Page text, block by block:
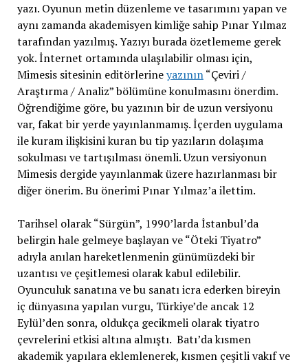
yazı. Oyunun metin düzenleme ve tasarımını yapan ve
aynı zamanda akademisyen kimliğe sahip Pınar Yılmaz
tarafından yazılmış. Yazıyı burada özetlememe gerek
yok. İnternet ortamında ulaşılabilir olması için,
Mimesis sitesinin editörlerineyazının“Çeviri /
Araştırma / Analiz” bölümüne konulmasını önerdim.
Öğrendiğime göre, bu yazının bir de uzun versiyonu
var, fakat bir yerde yayınlanmamış. İçerden uygulama
ile kuram ilişkisini kuran bu tip yazıların dolaşıma
sokulması ve tartışılması önemli. Uzun versiyonun
Mimesis dergide yayınlanmak üzere hazırlanması bir
diğer önerim. Bu önerimi Pınar Yılmaz’a ilettim.
Tarihsel olarak “Sürgün”, 1990’larda İstanbul’da
belirgin hale gelmeye başlayan ve “Öteki Tiyatro”
adıyla anılan hareketlenmenin günümüzdeki bir
uzantısı ve çeşitlemesi olarak kabul edilebilir.
Oyunculuk sanatına ve bu sanatı icra ederken bireyin
iç dünyasına yapılan vurgu, Türkiye’de ancak 12
Eylül’den sonra, oldukça gecikmeli olarak tiyatro
çevrelerini etkisi altına almıştı. Batı’da kısmen
akademik yapılara eklemlenerek, kısmen çeşitli vakıf ve